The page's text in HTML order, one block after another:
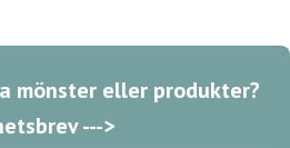
mönster eller produkter?
--->